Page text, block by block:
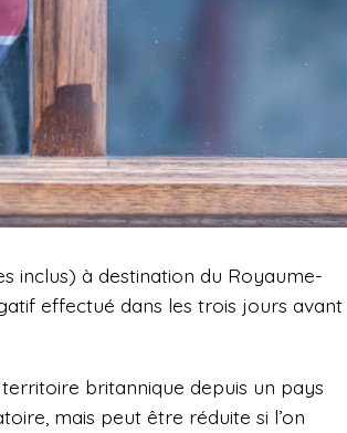
inclus) à destination du Royaume-
effectué dans les trois jours avant
britannique depuis un pays
mais peut être réduite si l’on